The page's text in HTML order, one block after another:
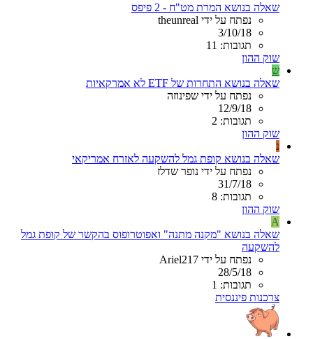
שאלה בנושא המרת מט"ח - 2 פיפס
נפתח על ידי theunreal
3/10/18
תגובות: 11
שוק ההון
ש
שאלה בנושא התחרות של ETF לא אמרקאיות
נפתח על ידי שפינוזה
12/9/18
תגובות: 2
שוק ההון
נ
שאלה בנושא קופת גמל להשקעה לאזרח אמריקאי
נפתח על ידי נופר שדלז
31/7/18
תגובות: 8
שוק ההון
A
שאלה בנושא "מקנה מתנה" ואפוטרופוס בהקשר של קופת גמל
להשקעה
נפתח על ידי Ariel217
28/5/18
תגובות: 1
צרכנות פיננסית